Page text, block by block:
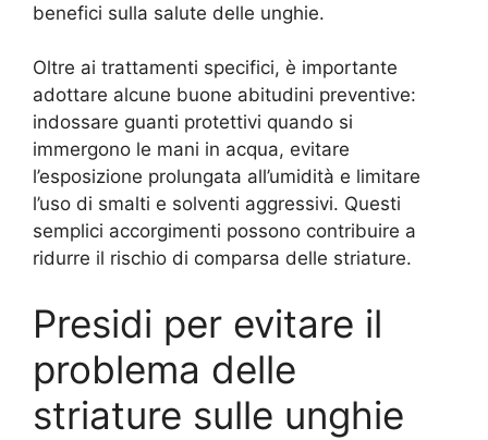
benefici sulla salute delle unghie.
Oltre ai trattamenti specifici, è importante
adottare alcune buone abitudini preventive:
indossare guanti protettivi quando si
immergono le mani in acqua, evitare
l’esposizione prolungata all’umidità e limitare
l’uso di smalti e solventi aggressivi. Questi
semplici accorgimenti possono contribuire a
ridurre il rischio di comparsa delle striature.
Presidi per evitare il
problema delle
striature sulle unghie